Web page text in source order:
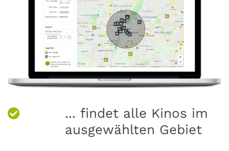
... findet alle Kinos im
ausgewählten Gebiet